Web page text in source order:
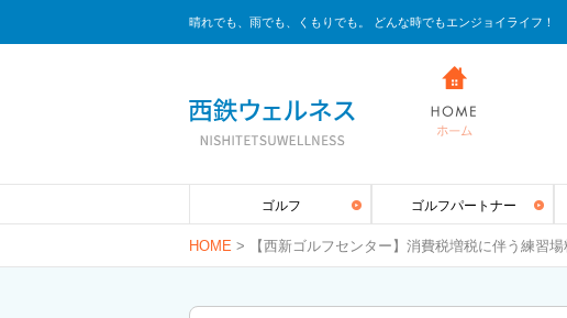
晴れでも、雨でも、くもりでも。 どんな時でもエンジョイライフ！
ゴルフ ゴルフパートナー
HOME > 【西新ゴルフセンター】消費税増税に伴う練習場